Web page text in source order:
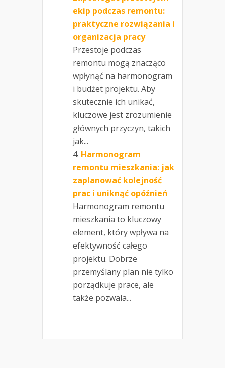
ekip podczas remontu:
praktyczne rozwiązania i
organizacja pracy
Przestoje podczas
remontu mogą znacząco
wpłynąć na harmonogram
i budżet projektu. Aby
skutecznie ich unikać,
kluczowe jest zrozumienie
głównych przyczyn, takich
jak...
Harmonogram
remontu mieszkania: jak
zaplanować kolejność
prac i uniknąć opóźnień
Harmonogram remontu
mieszkania to kluczowy
element, który wpływa na
efektywność całego
projektu. Dobrze
przemyślany plan nie tylko
porządkuje prace, ale
także pozwala...